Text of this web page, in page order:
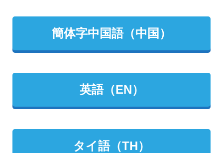
簡体字中国語（中国）
英語（EN）
タイ語（TH）